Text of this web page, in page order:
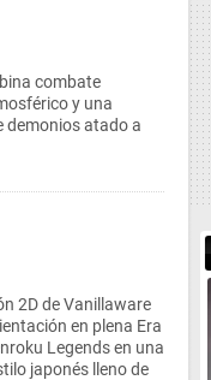
combate
y una
demonios atado a
2D de Vanillaware
en plena Era
Legends en una
japonés lleno de